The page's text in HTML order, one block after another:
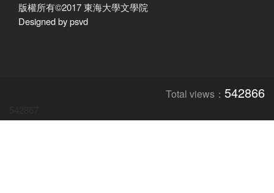
版權所有©2017 東海大學文學院
Designed by psvd
Total views： 542866